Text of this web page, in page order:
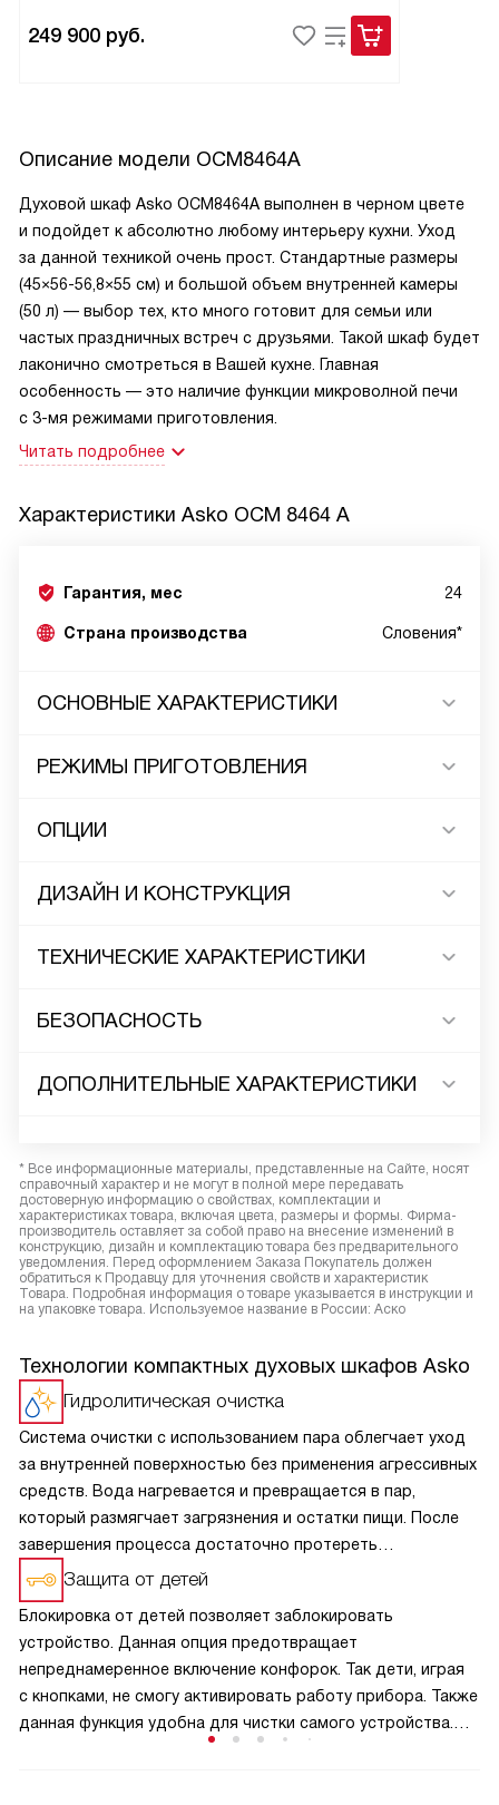
249 900 руб.
Описание модели OCM8464A
Духовой шкаф Asko ОСМ8464А выполнен в черном цвете
и подойдет к абсолютно любому интерьеру кухни. Уход
за данной техникой очень прост. Стандартные размеры
(45×56-56,8×55 см) и большой объем внутренней камеры
(50 л) — выбор тех, кто много готовит для семьи или
частых праздничных встреч с друзьями. Такой шкаф будет
лаконично смотреться в Вашей кухне. Главная
особенность — это наличие функции микроволной печи
с 3-мя режимами приготовления.
Читать подробнее
Характеристики Asko OCM 8464 A
Гарантия, мес 24
Страна производства Словения*
ОСНОВНЫЕ ХАРАКТЕРИСТИКИ
РЕЖИМЫ ПРИГОТОВЛЕНИЯ
ОПЦИИ
ДИЗАЙН И КОНСТРУКЦИЯ
ТЕХНИЧЕСКИЕ ХАРАКТЕРИСТИКИ
БЕЗОПАСНОСТЬ
ДОПОЛНИТЕЛЬНЫЕ ХАРАКТЕРИСТИКИ
* Все информационные материалы, представленные на Сайте, носят
справочный характер и не могут в полной мере передавать
достоверную информацию о свойствах, комплектации и
характеристиках товара, включая цвета, размеры и формы. Фирма-
производитель оставляет за собой право на внесение изменений в
конструкцию, дизайн и комплектацию товара без предварительного
уведомления. Перед оформлением Заказа Покупатель должен
обратиться к Продавцу для уточнения свойств и характеристик
Товара. Подробная информация о товаре указывается в инструкции и
на упаковке товара. Используемое название в России: Аско
Технологии компактных духовых шкафов Asko
Гидролитическая очистка
Система очистки с использованием пара облегчает уход
за внутренней поверхностью без применения агрессивных
средств. Вода нагревается и превращается в пар,
который размягчает загрязнения и остатки пищи. После
завершения процесса достаточно протереть
поверхность мягкой тканью. Такой способ позволяет
поддерживать чистоту с минимальными усилиями
и сохраняет аккуратный внешний вид камеры
на протяжении длительного времени.
Защита от детей
Блокировка от детей позволяет заблокировать
устройство. Данная опция предотвращает
непреднамеренное включение конфорок. Так дети, играя
с кнопками, не смогу активировать работу прибора. Также
данная функция удобна для чистки самого устройства.